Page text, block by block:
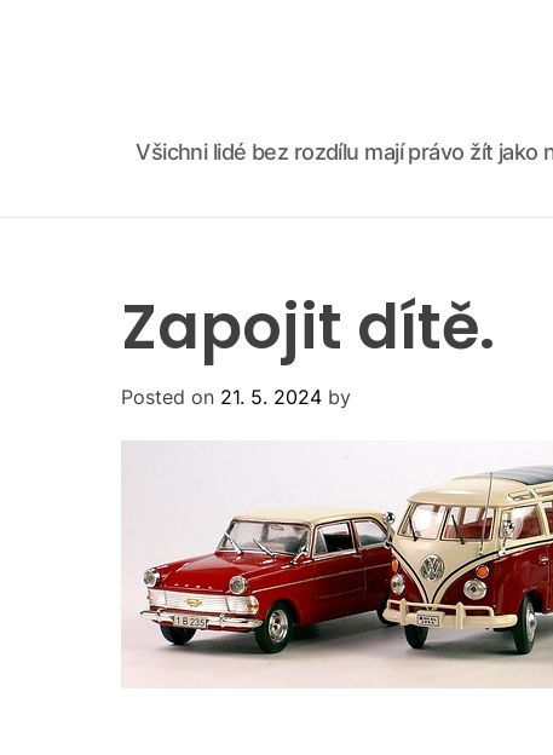
o
Všichni lidé bez rozdílu mají právo žít
Zapojit dítě.
Posted on 21. 5. 2024 by